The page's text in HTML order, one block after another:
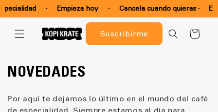
Empieza hoy Cancela cuando quieras ·
directamente
al contenido
Suscribirme
Carrito
C
NOVEDADES
Por aquí te dejamos lo último en el mundo del café